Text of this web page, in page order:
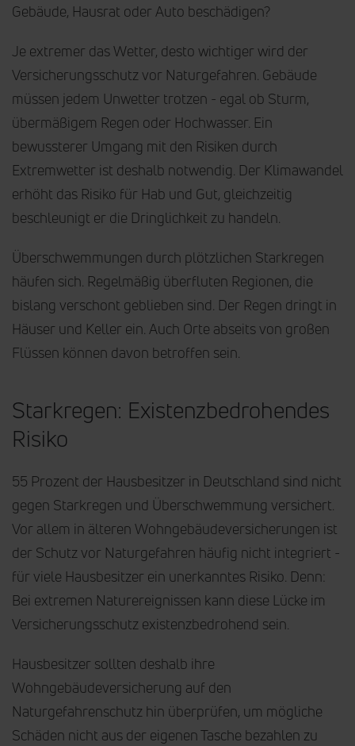
Gebäude, Hausrat oder Auto beschädigen?
Je extremer das Wetter, desto wichtiger wird der
Versicherungsschutz vor Naturgefahren. Gebäude
müssen jedem Unwetter trotzen - egal ob Sturm,
übermäßigem Regen oder Hochwasser. Ein
bewussterer Umgang mit den Risiken durch
Extremwetter ist deshalb notwendig. Der Klimawandel
erhöht das Risiko für Hab und Gut, gleichzeitig
beschleunigt er die Dringlichkeit zu handeln.
Überschwemmungen durch plötzlichen Starkregen
häufen sich. Regelmäßig überfluten Regionen, die
bislang verschont geblieben sind. Der Regen dringt in
Häuser und Keller ein. Auch Orte abseits von großen
Flüssen können davon betroffen sein.
Starkregen: Existenzbedrohendes
Risiko
55 Prozent der Hausbesitzer in Deutschland sind nicht
gegen Starkregen und Überschwemmung versichert.
Vor allem in älteren Wohngebäudeversicherungen ist
der Schutz vor Naturgefahren häufig nicht integriert -
für viele Hausbesitzer ein unerkanntes Risiko. Denn:
Bei extremen Naturereignissen kann diese Lücke im
Versicherungsschutz existenzbedrohend sein.
Hausbesitzer sollten deshalb ihre
Wohngebäudeversicherung auf den
Naturgefahrenschutz hin überprüfen, um mögliche
Schäden nicht aus der eigenen Tasche bezahlen zu